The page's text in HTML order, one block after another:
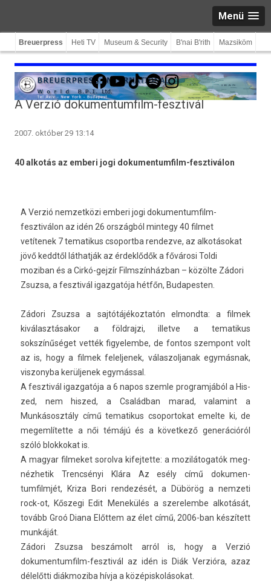
Menü
Breuerpress Heti TV Museum & Security B'nai B'rith Mazsiköm
Facebook
YouTube
TikTokSpotifyInstagram
A Verzió dokumentumfilm-fesztivál
2007. október 29 13:14
40 alkotás az emberi jogi dokumentumfilm-fesztiválon
A Verzió nemzetközi emberi jogi dokumentumfilm-
fesztiválon az idén 26 országból mintegy 40 filmet
vetítenek 7 tematikus csoportba rendezve, az alkotásokat
jövő keddtől láthatják az érdeklődők a fővárosi Toldi
moziban és a Cirkó-gejzír Filmszínházban – közölte Zádori
Zsuzsa, a fesztivál igazgatója hétfőn, Budapesten.
Zádori Zsuz­sa a saj­tótájékoz­tatón el­mondta: a fil­mek
kiválasztásakor a földraj­zi, il­let­ve a tematikus
sokszínűséget vették figyelem­be, de fon­tos szem­pont volt
az is, hogy a fil­mek felel­jenek, válas­zoljanak egymásnak,
vis­zonyba kerül­jenek egymással.
A fesztivál igaz­gatója a 6 napos szem­le pro­gram­jából a His­
zed, nem his­zed, a Családban marad, valamint a
Munkásosztály című tematikus csopor­tokat em­el­te ki, de
megem­lítet­te a női témájú és a követ­kező generációról
szóló blok­kokat is.
A magyar fil­meket sorol­va kifej­tette: a mozilátogatók meg­
nézhetik Trencsényi Klára Az esély című dokumen­
tumfilmjét, Kriza Bori re­ndezését, a Dübörög a nem­zeti
rock-ot, Kőszegi Edit Menekülés a szerelem­be alkotását,
tovább Groó Diana Előttem az élet című, 2006-ban készített
munkáját.
Zádori Zsuz­sa beszámolt arról is, hogy a Verzió
dokumentumfilm-fesztivál az idén is Diák Verzióra, azaz
délelőtti di­ák­moziba hívja a középis­kolásokat.